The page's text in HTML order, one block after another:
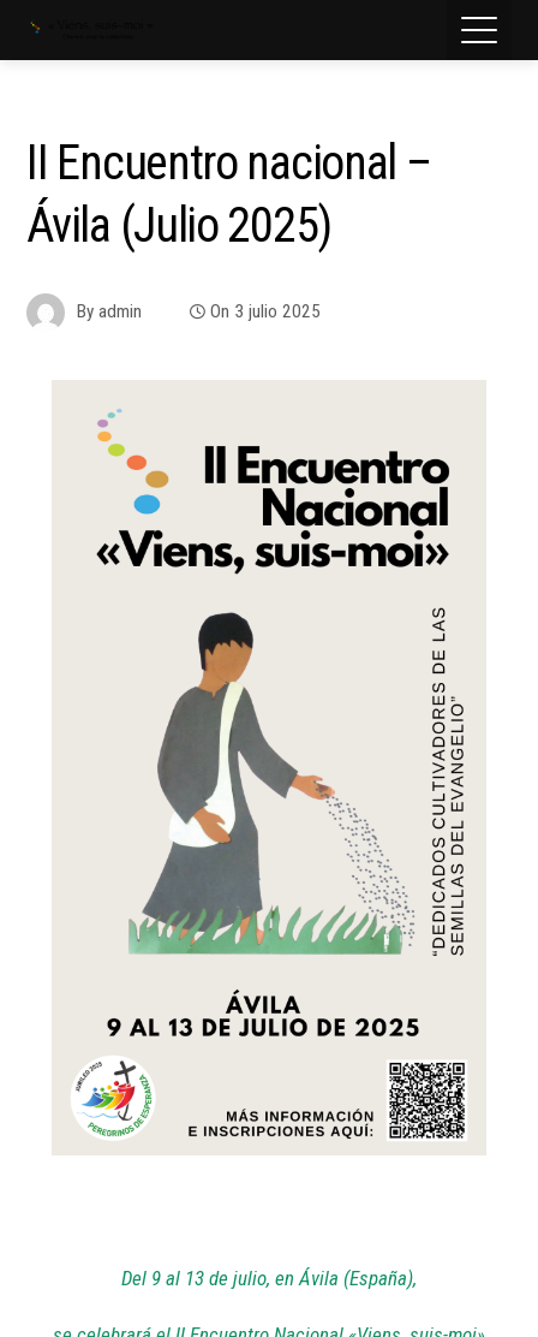
II Encuentro nacional –
Ávila (Julio 2025)
Byadmin On 3 julio 2025
Del 9 al 13 de julio, en Ávila (España),